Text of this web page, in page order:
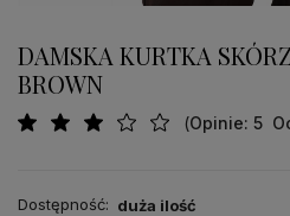
DAMSKA KURTKA
BROWN
(Opinie: 5
Dostępność: duża ilość